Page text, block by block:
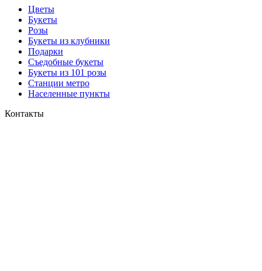
Цветы
Букеты
Розы
Букеты из клубники
Подарки
Съедобные букеты
Букеты из 101 розы
Станции метро
Населенные пункты
Контакты